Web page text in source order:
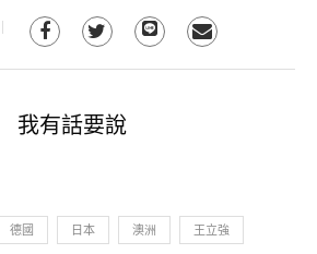
我有話要說
德國 日本 澳洲 王立強